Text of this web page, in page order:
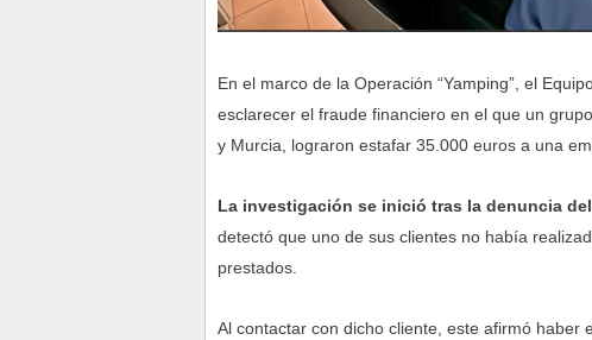
En el marco de la Operación “Yamping”, el
esclarecer el fraude financiero en el que un
y Murcia, lograron estafar 35.000 euros a una
La investigación se inició tras la denuncia
detectó que uno de sus clientes no había
prestados.
Al contactar con dicho cliente, este afirmó